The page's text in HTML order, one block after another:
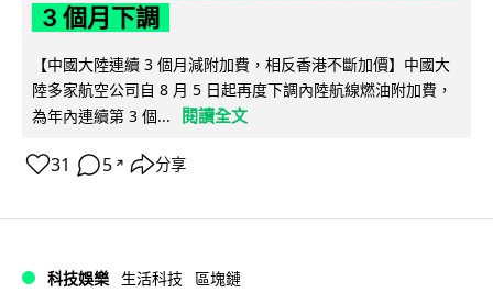
3 個月下調
【中國大陸連續 3 個月減附加費，相反香港不斷加價】中國大
陸多家航空公司自 8 月 5 日起再度下調內陸航線燃油附加費，
為年內連續第 3 個...
閱讀全文
31 5 ↗ 分享
科技娛樂 生活科技 區塊鏈